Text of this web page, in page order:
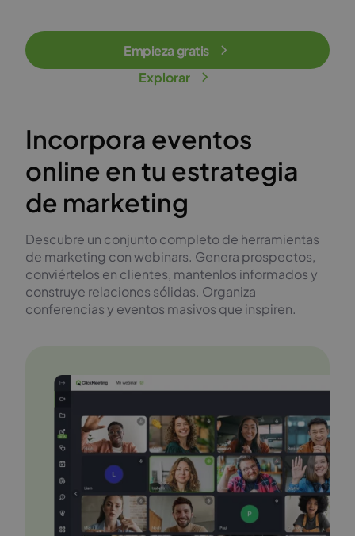
Empieza gratis
Explorar
Incorpora eventos
online en tu estrategia
de marketing
Descubre un conjunto completo de herramientas
de marketing con webinars. Genera prospectos,
conviértelos en clientes, mantenlos informados y
construye relaciones sólidas. Organiza
conferencias y eventos masivos que inspiren.